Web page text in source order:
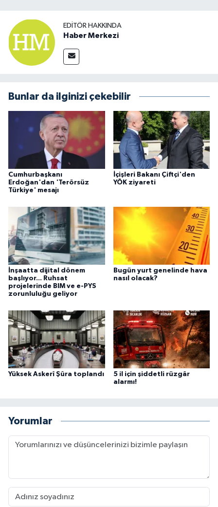
EDITÖR HAKKINDA
Haber Merkezi
Bunlar da ilginizi çekebilir
Cumhurbaşkanı
Erdoğan'dan 'Terörsüz
Türkiye' mesajı
İçişleri Bakanı Çiftçi'den
YÖK ziyareti
İnşaatta dijital dönem
başlıyor... Ruhsat
projelerinde BIM ve e-PYS
zorunluluğu geliyor
Bugün yurt genelinde hava
nasıl olacak?
Yüksek Askerî Şûra toplandı
5 il için şiddetli rüzgâr
alarmı!
Yorumlar